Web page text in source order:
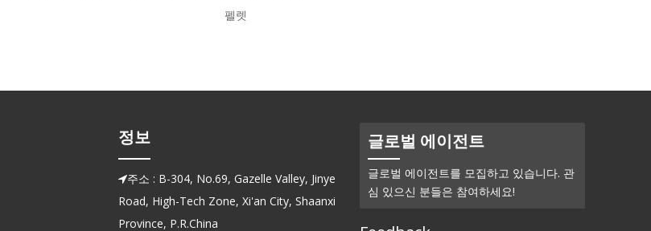
펠렛
정보
주소 : B-304, No.69, Gazelle Valley, Jinye
Road, High-Tech Zone, Xi'an City, Shaanxi
Province, P.R.China
글로벌 에이전트
글로벌 에이전트를 모집하고 있습니다. 관
심 있으신 분들은 참여하세요!